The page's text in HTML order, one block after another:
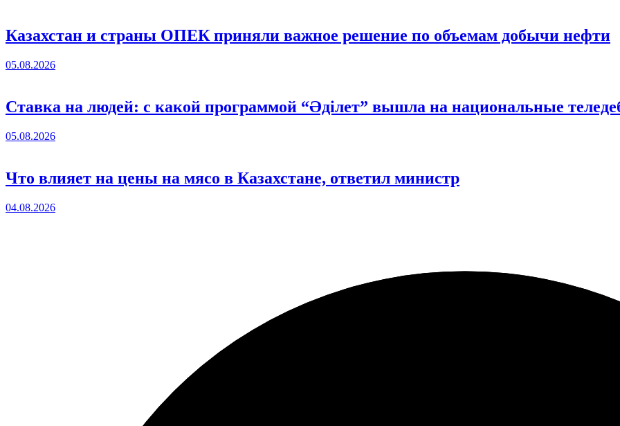
Казахстан и страны ОПЕК приняли важное решение по объемам добычи нефти
05.08.2026
Ставка на людей: с какой программой “Әділет” вышла на национальные
05.08.2026
Что влияет на цены на мясо в Казахстане, ответил министр
04.08.2026